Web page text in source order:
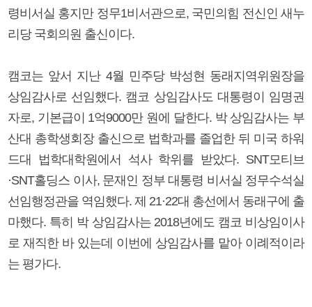
령비서실 홍지만 정무1비서관으로, 국민의힘 전신인 새누
리당 국회의원 출신이다.
캠코는 앞서 지난 4월 민주당 박성현 동래지역위원장을
상임감사로 선임했다. 캠코 상임감사도 대통령이 임명권
자로, 기본급이 1억9000만 원에 달한다. 박 상임감사는 부
산대 총학생회장 출신으로 법학과를 졸업한 뒤 미국 하워
드대 법학대학원에서 석사 학위를 받았다. SNT모티브
·SNT홀딩스 이사, 문재인 정부 대통령 비서실 정무수석실
선임행정관을 역임했다. 제 21·22대 총선에서 동래구에 출
마했다. 특히 박 상임감사는 2018년에도 캠코 비상임이사
로 재직한 바 있는데 이번에 상임감사를 맡아 이례적이라
는 평가다.